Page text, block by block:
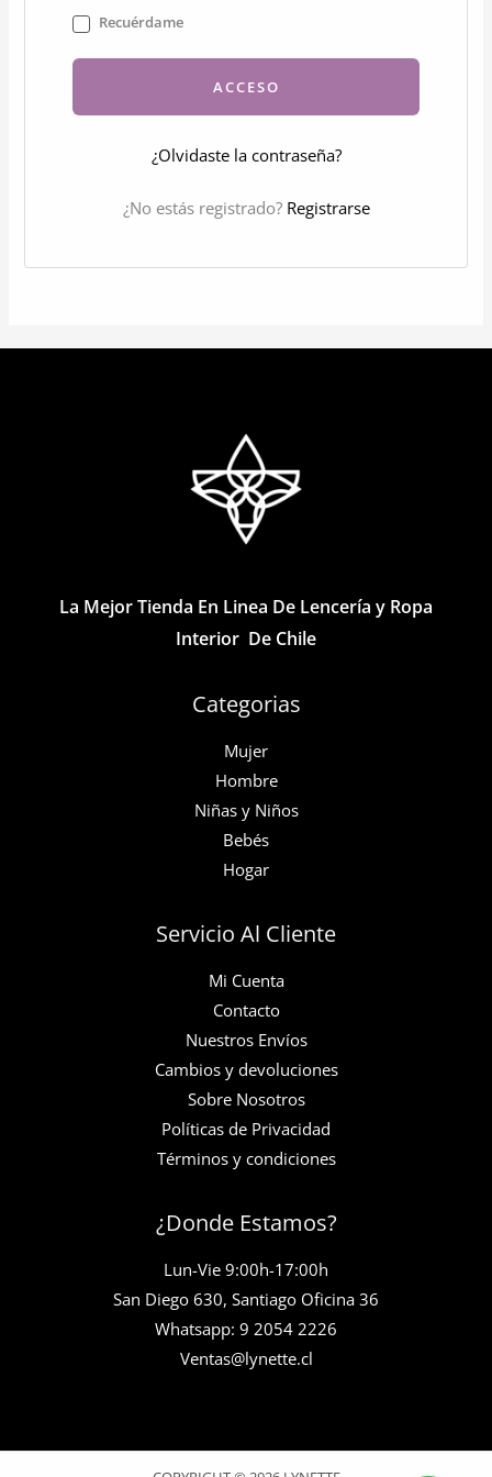
Recuérdame
ACCESO
¿Olvidaste la contraseña?
¿No estás registrado? Registrarse
La Mejor Tienda En Linea De Lencería y Ropa
Interior De Chile
Categorias
Mujer
Hombre
Niñas y Niños
Bebés
Hogar
Servicio Al Cliente
Mi Cuenta
Contacto
Nuestros Envíos
Cambios y devoluciones
Sobre Nosotros
Políticas de Privacidad
Términos y condiciones
¿Donde Estamos?
Lun-Vie 9:00h-17:00h
San Diego 630, Santiago Oficina 36
Whatsapp: 9 2054 2226
Ventas@lynette.cl